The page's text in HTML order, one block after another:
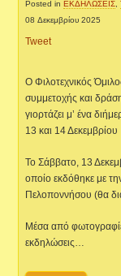
Posted inΕΚΔΗΛΩΣΕΙΣ ,
08 Δεκεμβρίου 2025
Tweet
Ο Φιλοτεχνικός
συμμετοχής και
γιορτάζει μ’ ένα
13 και 14
Το Σάββατο, 13
οποίο εκδόθηκε με
Πελοποννήσου (θα
Μέσα από
εκδηλώσεις…